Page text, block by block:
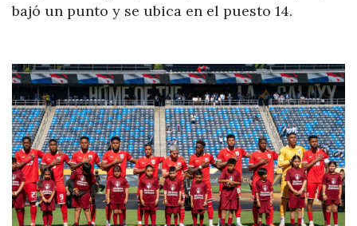
bajó un punto y se ubica en el puesto 14.